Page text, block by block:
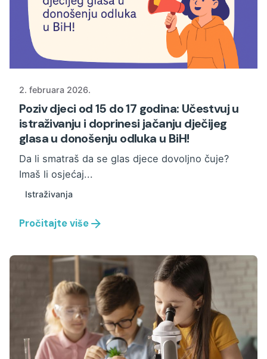
2. februara 2026.
Poziv djeci od 15 do 17 godina: Učestvuj u
istraživanju i doprinesi jačanju dječijeg
glasa u donošenju odluka u BiH!
Da li smatraš da se glas djece dovoljno čuje?
Imaš li osjećaj...
Istraživanja
Pročitajte više